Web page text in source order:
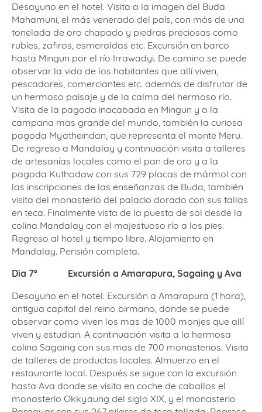
Desayuno en el hotel. Visita a la imagen del Buda
Mahamuni, el más venerado del país, con más de una
tonelada de oro chapado y piedras preciosas como
rubíes, zafiros, esmeraldas etc. Excursión en barco
hasta Mingun por el río Irrawadyi. De camino se puede
observar la vida de los habitantes que allí viven,
pescadores, comerciantes etc. además de disfrutar de
un hermoso paisaje y de la calma del hermoso río.
Visita de la pagoda inacabada en Mingun y a la
campana mas grande del mundo, también la curiosa
pagoda Myatheindan, que representa el monte Meru.
De regreso a Mandalay y continuación visita a talleres
de artesanías locales como el pan de oro y a la
pagoda Kuthodaw con sus 729 placas de mármol con
las inscripciones de las enseñanzas de Buda, también
visita del monasterio del palacio dorado con sus tallas
en teca. Finalmente vista de la puesta de sol desde la
colina Mandalay con el majestuoso río a los pies.
Regreso al hotel y tiempo libre. Alojamiento en
Mandalay. Pensión completa.
Dia 7º
Excursión a Amarapura, Sagaing y Ava
Desayuno en el hotel. Excursión a Amarapura (1 hora),
antigua capital del reino birmano, donde se puede
observar como viven los mas de 1000 monjes que allí
viven y estudian. A continuación visita a la hermosa
colina Sagaing con sus mas de 700 monasterios. Visita
de talleres de productos locales. Almuerzo en el
restaurante local. Después se sigue con la excursión
hasta Ava donde se visita en coche de caballos el
monasterio Okkyaung del siglo XIX, y el monasterio